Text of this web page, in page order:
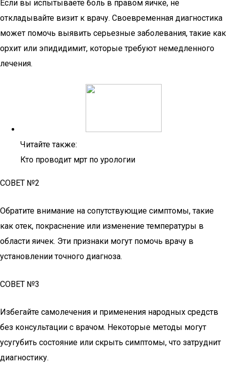
Если вы испытываете боль в правом яичке, не
откладывайте визит к врачу. Своевременная диагностика
может помочь выявить серьезные заболевания, такие как
орхит или эпидидимит, которые требуют немедленного
лечения.
Читайте также:
Кто проводит мрт по урологии
СОВЕТ №2
Обратите внимание на сопутствующие симптомы, такие
как отек, покраснение или изменение температуры в
области яичек. Эти признаки могут помочь врачу в
установлении точного диагноза.
СОВЕТ №3
Избегайте самолечения и применения народных средств
без консультации с врачом. Некоторые методы могут
усугубить состояние или скрыть симптомы, что затруднит
диагностику.